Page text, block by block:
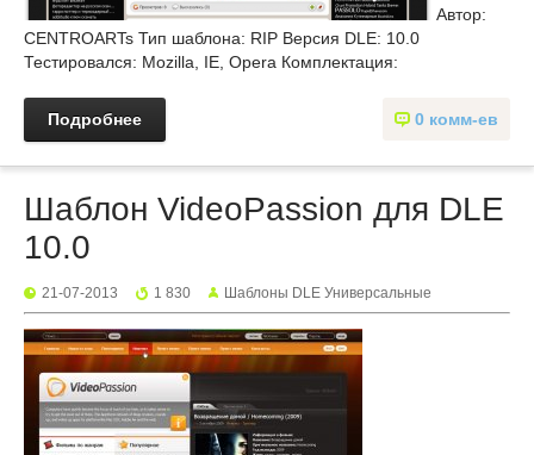
Автор:
CENTROARTs Тип шаблона: RIP Версия DLE: 10.0
Тестировался: Mozilla, IE, Opera Комплектация:
0 комм-ев
Подробнее
Шаблон VideoPassion для DLE
10.0
21-07-2013 1 830 Шаблоны DLE Универсальные